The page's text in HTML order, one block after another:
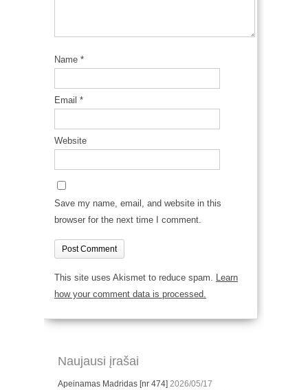
Name *
Email *
Website
Save my name, email, and website in this
browser for the next time I comment.
This site uses Akismet to reduce spam. Learn
how your comment data is processed.
Naujausi įrašai
Apeinamas Madridas [nr 474] 2026/05/17